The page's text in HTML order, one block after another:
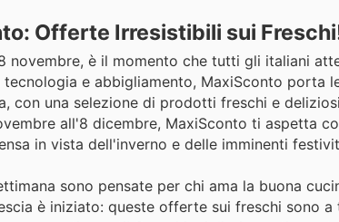
Offerte Irresistibili sui
novembre, è il momento che tutti gli italiani
e abbigliamento, MaxiSconto porta
con una selezione di prodotti freschi e
all'8 dicembre, MaxiSconto ti aspetta
in vista dell'inverno e delle imminenti
sono pensate per chi ama la buona
è iniziato: queste offerte sui freschi sono